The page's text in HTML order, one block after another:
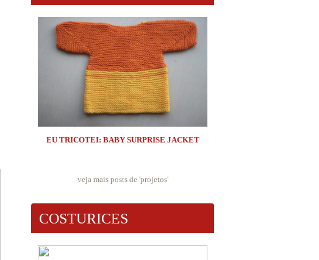
EU TRICOTEI: BABY SURPRISE JACKET
veja mais posts de 'projetos'
COSTURICES